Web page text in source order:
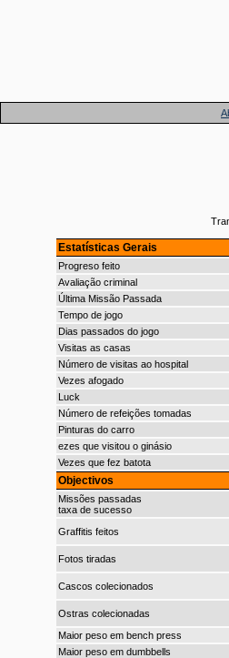
Estatísticas Gerais
Progreso feito
Avaliação criminal
Última Missão Passada
Tempo de jogo
Dias passados do jogo
Visitas as casas
Número de visitas ao hospital
Vezes afogado
Luck
Número de refeições tomadas
Pinturas do carro
ezes que visitou o ginásio
Vezes que fez batota
Objectivos
Missões passadas
taxa de sucesso
Graffitis feitos
Fotos tiradas
Cascos colecionados
Ostras colecionadas
Maior peso em bench press
Maior peso em dumbbells